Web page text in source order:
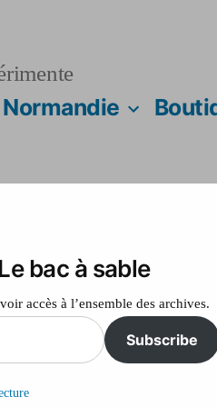
bac à sable
accès à l’ensemble des archives.
Subscribe